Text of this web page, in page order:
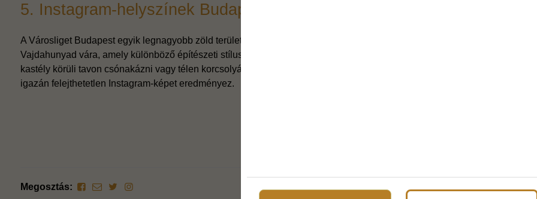
5. Instagram-helyszínek Budapesten: Városliget
A Városliget Budapest egyik legnagyobb zöld területe, ahol a természet és a kultúra találkozik. Itt található a
Vajdahunyad vára, amely különböző építészeti stílusok keverékével épült, és ezáltal különleges vizuális élményt nyújt. A
kastély körüli tavon csónakázni vagy télen korcsolyázni, miközben a kastély díszes tornyai és bástyái körülvesznek,
igazán felejthetetlen Instagram-képet eredményez.
Megosztás: